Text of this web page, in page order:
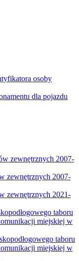
osoby
dla pojazdu
zewnętrznych 2007-
zewnętrznych 2007-
zewnętrznych 2021-
taboru
miejskiej w
taboru
miejskiej w